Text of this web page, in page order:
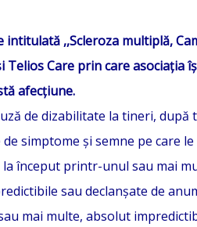
,,Scleroza multiplă,
Telios Care prin care asociația
afecțiune.
de dizabilitate la tineri, după
simptome și semne pe care
început printr-unul sau mai
sau declanșate de
mai multe, absolut